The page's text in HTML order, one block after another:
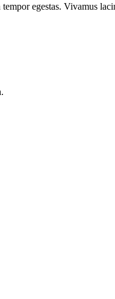
egestas. Vivamus